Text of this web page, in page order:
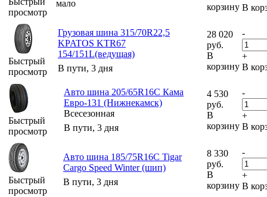
просмотр
мало
корзину В
Быстрый
просмотр
Грузовая шина 315/70R22,5
KPATOS KTR67
154/151L(ведущая)
В пути, 3 дня
28 020
руб.
В
корзину
-
+
В
Быстрый
просмотр
Авто шина 205/65R16C Кама
Евро-131 (Нижнекамск)
Всесезонная
В пути, 3 дня
4 530
руб.
В
корзину
-
+
В
Быстрый
просмотр
Авто шина 185/75R16C Tigar
Cargo Speed Winter (шип)
В пути, 3 дня
8 330
руб.
В
корзину
-
+
В